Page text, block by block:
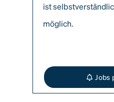
ist
möglich.
Jobs